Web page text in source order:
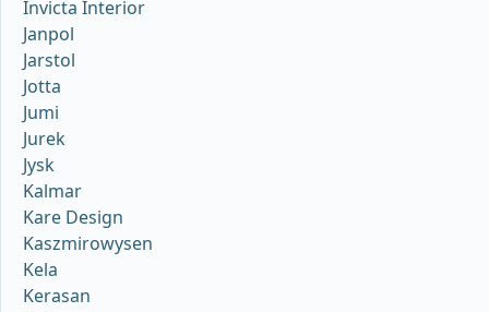
Invicta Interior
Janpol
Jarstol
Jotta
Jumi
Jurek
Jysk
Kalmar
Kare Design
Kaszmirowysen
Kela
Kerasan